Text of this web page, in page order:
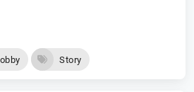
Story